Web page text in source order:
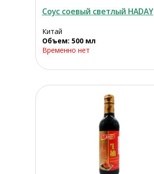
Соус соевый светлый HADAY
Китай
Объем: 500 мл
Временно нет